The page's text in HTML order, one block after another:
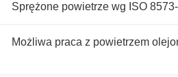
Sprężone powietrze wg ISO
Możliwa praca z powietrzem